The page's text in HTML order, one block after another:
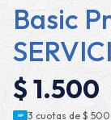
Basic
$ 1.500
MP 3 cuotas de $ 500